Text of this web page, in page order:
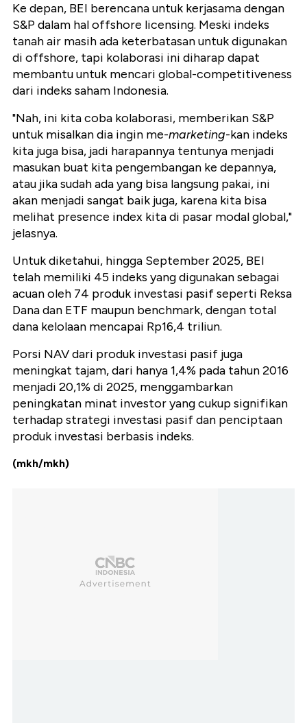
Ke depan, BEI berencana untuk kerjasama dengan
S&P dalam hal offshore licensing. Meski indeks
tanah air masih ada keterbatasan untuk digunakan
di offshore, tapi kolaborasi ini diharap dapat
membantu untuk mencari global-competitiveness
dari indeks saham Indonesia.
"Nah, ini kita coba kolaborasi, memberikan S&P
untuk misalkan dia ingin me-marketing-kan indeks
kita juga bisa, jadi harapannya tentunya menjadi
masukan buat kita pengembangan ke depannya,
atau jika sudah ada yang bisa langsung pakai, ini
akan menjadi sangat baik juga, karena kita bisa
melihat presence index kita di pasar modal global,"
jelasnya.
Untuk diketahui, hingga September 2025, BEI
telah memiliki 45 indeks yang digunakan sebagai
acuan oleh 74 produk investasi pasif seperti Reksa
Dana dan ETF maupun benchmark, dengan total
dana kelolaan mencapai Rp16,4 triliun.
Porsi NAV dari produk investasi pasif juga
meningkat tajam, dari hanya 1,4% pada tahun 2016
menjadi 20,1% di 2025, menggambarkan
peningkatan minat investor yang cukup signifikan
terhadap strategi investasi pasif dan penciptaan
produk investasi berbasis indeks.
(mkh/mkh)